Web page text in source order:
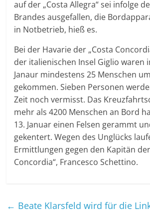
auf der „Costa Allegra“ sei infolge
Brandes ausgefallen, die
in Notbetrieb, hieß es.
Bei der Havarie der „Costa
der italienischen Insel Giglio waren
Janaur mindestens 25 Menschen
gekommen. Sieben Personen
Zeit noch vermisst. Das
mehr als 4200 Menschen an Bord
13. Januar einen Felsen gerammt
gekentert. Wegen des Unglücks
Ermittlungen gegen den Kapitän
Concordia“, Francesco Schettino.
← Beate Klarsfeld wird für die